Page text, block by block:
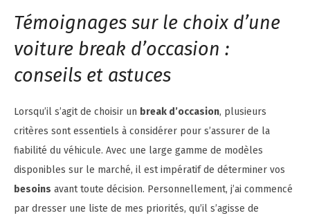
Témoignages sur le choix d’une
voiture break d’occasion :
conseils et astuces
Lorsqu’il s’agit de choisir un break d’occasion, plusieurs
critères sont essentiels à considérer pour s’assurer de la
fiabilité du véhicule. Avec une large gamme de modèles
disponibles sur le marché, il est impératif de déterminer vos
besoins avant toute décision. Personnellement, j’ai commencé
par dresser une liste de mes priorités, qu’il s’agisse de